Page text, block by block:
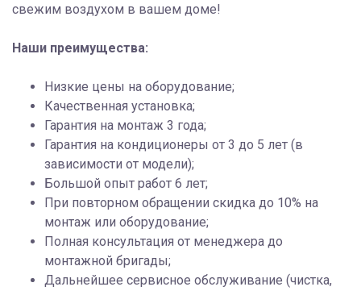
свежим воздухом в вашем доме!
Наши преимущества:
Низкие цены на оборудование;
Качественная установка;
Гарантия на монтаж 3 года;
Гарантия на кондиционеры от 3 до 5 лет (в
зависимости от модели);
Большой опыт работ 6 лет;
При повторном обращении скидка до 10% на
монтаж или оборудование;
Полная консультация от менеджера до
монтажной бригады;
Дальнейшее сервисное обслуживание (чистка,